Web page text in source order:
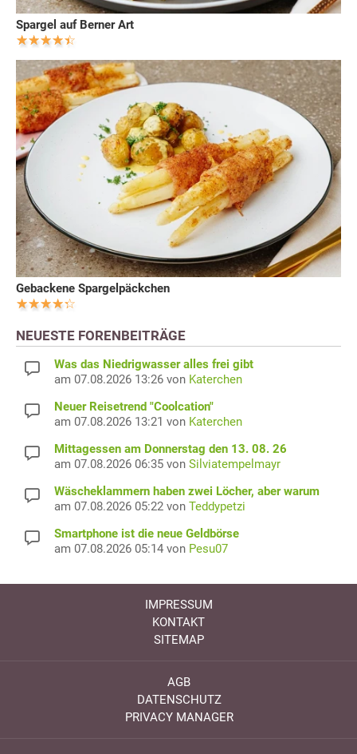
Spargel auf Berner Art
Gebackene Spargelpäckchen
NEUESTE FORENBEITRÄGE
Was das Niedrigwasser alles frei gibt
am 07.08.2026 13:26 von Katerchen
Neuer Reisetrend "Coolcation"
am 07.08.2026 13:21 von Katerchen
Mittagessen am Donnerstag den 13. 08. 26
am 07.08.2026 06:35 von Silviatempelmayr
Wäscheklammern haben zwei Löcher, aber warum
am 07.08.2026 05:22 von Teddypetzi
Smartphone ist die neue Geldbörse
am 07.08.2026 05:14 von Pesu07
IMPRESSUM
KONTAKT
SITEMAP
AGB
DATENSCHUTZ
PRIVACY MANAGER